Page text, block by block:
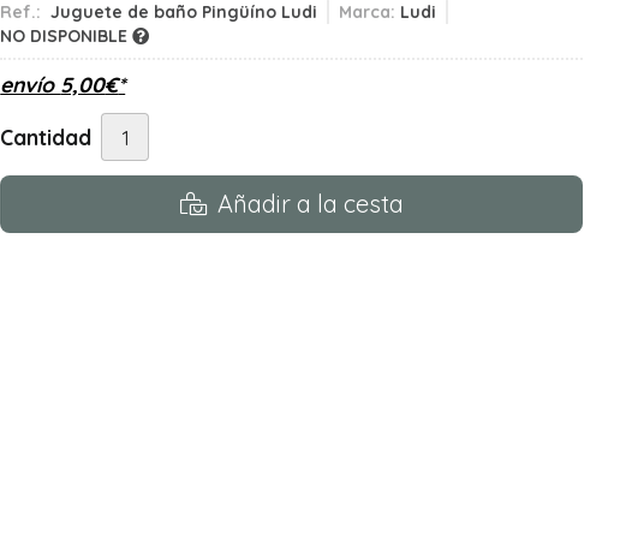
Ref.: Juguete de baño Pingüíno Ludi Marca: Ludi
NO DISPONIBLE
envío 5,00€*
Cantidad
Añadir a la cesta